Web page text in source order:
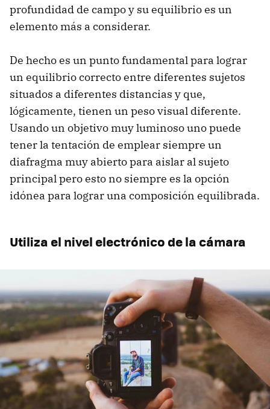
profundidad de campo y su equilibrio es un
elemento más a considerar.
De hecho es un punto fundamental para lograr
un equilibrio correcto entre diferentes sujetos
situados a diferentes distancias y que,
lógicamente, tienen un peso visual diferente.
Usando un objetivo muy luminoso uno puede
tener la tentación de emplear siempre un
diafragma muy abierto para aislar al sujeto
principal pero esto no siempre es la opción
idónea para lograr una composición equilibrada.
Utiliza el nivel electrónico de la cámara